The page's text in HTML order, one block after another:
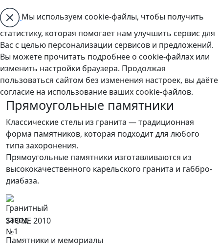
Мы используем cookie-файлы, чтобы получить
статистику, которая помогает нам улучшить сервис для
Вас с целью персонализации сервисов и предложений.
Вы можете прочитать подробнее о cookie-файлах или
изменить настройки браузера. Продолжая
пользоваться сайтом без изменения настроек, вы даёте
согласие на использование ваших cookie-файлов.
Прямоугольные памятники
Классические стелы из гранита — традиционная
форма памятников, которая подходит для любого
типа захоронения.
Прямоугольные памятники изготавливаются из
высококачественного карельского гранита и габбро-
диабаза.
STONE 2010
Памятники и мемориалы